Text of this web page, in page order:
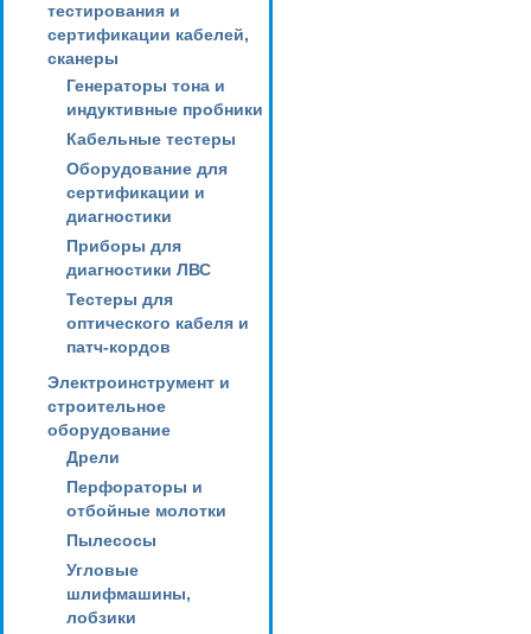
тестирования и
сертификации кабелей,
сканеры
Генераторы тона и
индуктивные пробники
Кабельные тестеры
Оборудование для
сертификации и
диагностики
Приборы для
диагностики ЛВС
Тестеры для
оптического кабеля и
патч-кордов
Электроинструмент и
строительное
оборудование
Дрели
Перфораторы и
отбойные молотки
Пылесосы
Угловые
шлифмашины,
лобзики